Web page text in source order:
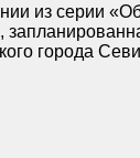
из серии
города